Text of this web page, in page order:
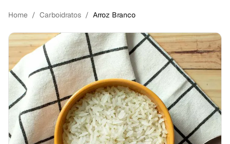
Home / Carboidratos / Arroz Branco